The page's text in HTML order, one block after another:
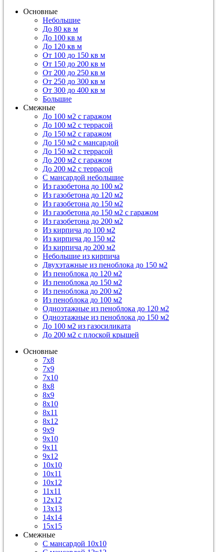
Основные
Небольшие
До 80 кв м
До 100 кв м
До 120 кв м
От 100 до 150 кв м
От 150 до 200 кв м
От 200 до 250 кв м
От 250 до 300 кв м
От 300 до 400 кв м
Большие
Смежные
До 100 м2 с гаражом
До 100 м2 с террасой
До 150 м2 с гаражом
До 150 м2 с мансардой
До 150 м2 с террасой
До 200 м2 с гаражом
До 200 м2 с террасой
С мансардой небольшие
Из газобетона до 100 м2
Из газобетона до 120 м2
Из газобетона до 150 м2
Из газобетона до 150 м2 с гаражом
Из газобетона до 200 м2
Из кирпича до 100 м2
Из кирпича до 150 м2
Из кирпича до 200 м2
Небольшие из кирпича
Двухэтажные из пеноблока до 150 м2
Из пеноблока до 120 м2
Из пеноблока до 150 м2
Из пеноблока до 200 м2
Из пеноблока до 100 м2
Одноэтажные из пеноблока до 120 м2
Одноэтажные из пеноблока до 150 м2
До 100 м2 из газосиликата
До 200 м2 с плоской крышей
Основные
7х8
7х9
7х10
8х8
8х9
8х10
8х11
8х12
9х9
9х10
9х11
9х12
10х10
10х11
10х12
11х11
12х12
13х13
14х14
15х15
Смежные
С мансардой 10х10